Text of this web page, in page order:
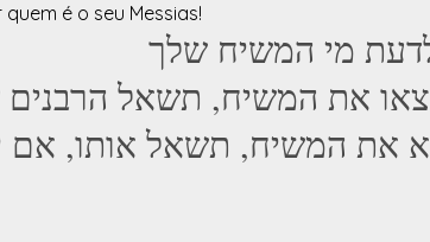
é o seu Messias!
מי המשיח שלך
את המשיח, תשאל
את המשיח, תשאל אותו, אם